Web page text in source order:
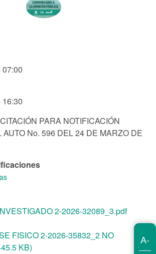
07:00
16:30
PARA NOTIFICACIÓN
No. 596 DEL 24 DE MARZO DE
2-2026-32089_3.pdf
FISICO 2-2026-35832_2 NO
KB)
A-